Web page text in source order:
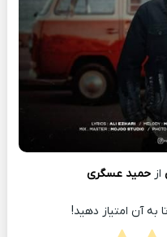
ازحمید عسگری
به آن امتیاز دهید!